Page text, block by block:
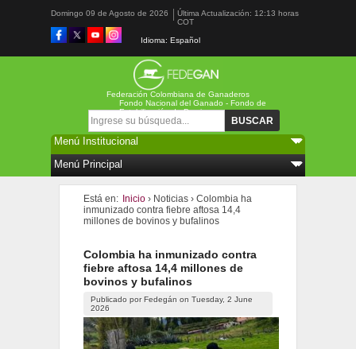
Domingo 09 de Agosto de 2026
Última Actualización: 12:13 horas
COT
Idioma: Español
Federación Colombiana de Ganaderos
Formulario de búsqueda
Fondo Nacional del Ganado - Fondo de
Estabilización de Precios
Está en: Inicio › Noticias › Colombia ha
inmunizado contra fiebre aftosa 14,4
millones de bovinos y bufalinos
Colombia ha inmunizado contra
fiebre aftosa 14,4 millones de
bovinos y bufalinos
Publicado por Fedegán on Tuesday, 2 June
2026